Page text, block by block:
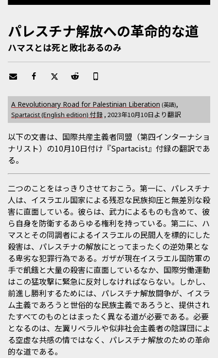
パレスチナ解放への革命的な道
ハマスとは死と敗北あるのみ
A Revolutionary Road for Palestinian Liberation (英語),
Spartacist (English edition) 付録 , 2023年10月10日より翻訳
以下の文書は、国際共産主義者同盟（第四インターナショ
ナリスト）の10月10日付け『Spartacist』付録の翻訳であ
る。
二つのことをはっきりさせておこう。第一に、パレスチナ
人は、イスラエル国家による残忍な民族抑圧と無差別な殺
害に直面している。彼らは、武力によるものも含めて、彼
ら自身を防衛するあらゆる権利を持っている。第二に、ハ
マスとその同調者によるイスラエルの民間人を標的にした
殺害は、パレスチナの解放にとってまったくの逆効果とな
る卑劣な犯罪行為である。ガザが現在イスラエル国防軍の
手で飢餓と大量の殺害に直面しているなか、国際労働運動
はこの猛攻撃に緊急に反対しなければならない。しかし、
前進し勝利するためには、パレスチナ解放闘争が、イスラ
ム主義であろうと世俗的な民族主義であろうと、提供され
たすべてのものとはまったく異なる道が必要である。必要
となるのは、左翼リベラルや似非社会主義者の陰謀団によ
る空虚な共感の情ではなく、パレスチナ解放のための革命
的な道である。